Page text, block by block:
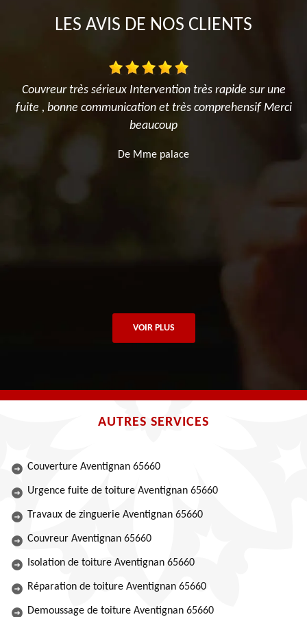
LES AVIS DE NOS CLIENTS
Couvreur très sérieux Intervention très rapide sur une
fuite , bonne communication et très comprehensif Merci
beaucoup
De Mme palace
VOIR PLUS
AUTRES SERVICES
Couverture Aventignan 65660
Urgence fuite de toiture Aventignan 65660
Travaux de zinguerie Aventignan 65660
Couvreur Aventignan 65660
Isolation de toiture Aventignan 65660
Réparation de toiture Aventignan 65660
Demoussage de toiture Aventignan 65660